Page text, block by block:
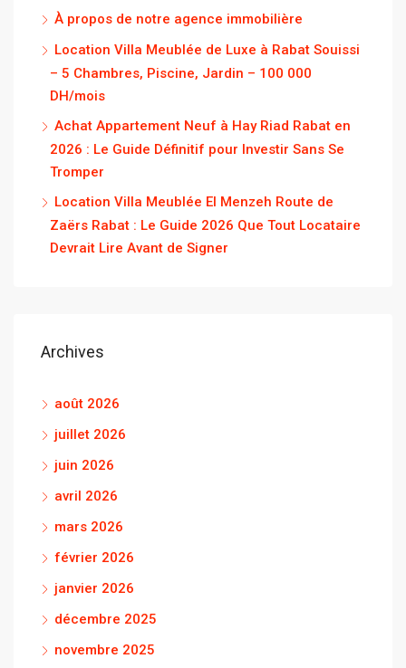
À propos de notre agence immobilière
Location Villa Meublée de Luxe à Rabat Souissi
– 5 Chambres, Piscine, Jardin – 100 000
DH/mois
Achat Appartement Neuf à Hay Riad Rabat en
2026 : Le Guide Définitif pour Investir Sans Se
Tromper
Location Villa Meublée El Menzeh Route de
Zaërs Rabat : Le Guide 2026 Que Tout Locataire
Devrait Lire Avant de Signer
Archives
août 2026
juillet 2026
juin 2026
avril 2026
mars 2026
février 2026
janvier 2026
décembre 2025
novembre 2025